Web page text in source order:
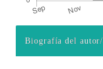
Biografía del